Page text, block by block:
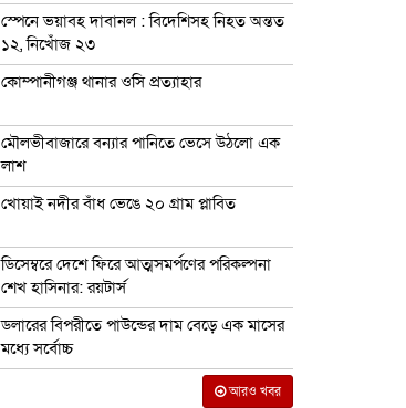
স্পেনে ভয়াবহ দাবানল : বিদেশিসহ নিহত অন্তত
১২, নিখোঁজ ২৩
কোম্পানীগঞ্জ থানার ওসি প্রত্যাহার
মৌলভীবাজারে বন্যার পানিতে ভেসে উঠলো এক
লাশ
খোয়াই নদীর বাঁধ ভেঙে ২০ গ্রাম প্লাবিত
ডিসেম্বরে দেশে ফিরে আত্মসমর্পণের পরিকল্পনা
শেখ হাসিনার: রয়টার্স
ডলারের বিপরীতে পাউন্ডের দাম বেড়ে এক মাসের
মধ্যে সর্বোচ্চ
আরও খবর